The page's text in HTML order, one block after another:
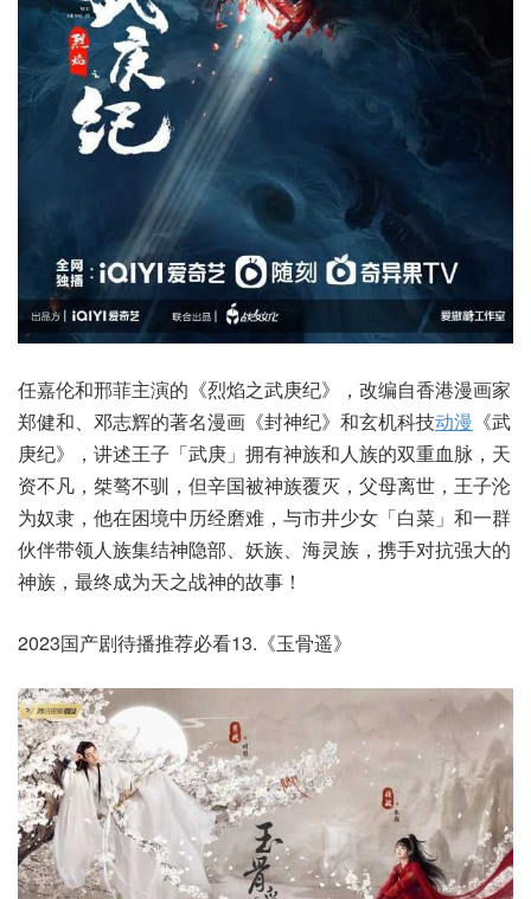
任嘉伦和邢菲主演的《烈焰之武庚纪》，改编自香港漫画家
郑健和、邓志辉的著名漫画《封神纪》和玄机科技动漫 《武
庚纪》，讲述王子「武庚」拥有神族和人族的双重血脉，天
资不凡，桀骜不驯，但辛国被神族覆灭，父母离世，王子沦
为奴隶，他在困境中历经磨难，与市井少女「白菜」和一群
伙伴带领人族集结神隐部、妖族、海灵族，携手对抗强大的
神族，最终成为天之战神的故事！
2023国产剧待播推荐必看13.《玉骨遥》